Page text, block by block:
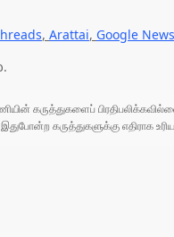
, Arattai, Google News
கருத்துகளைப்
கருத்துகளுக்கு எதிராக